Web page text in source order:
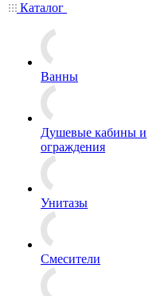
Каталог
Ванны
Душевые кабины и
ограждения
Унитазы
Смесители